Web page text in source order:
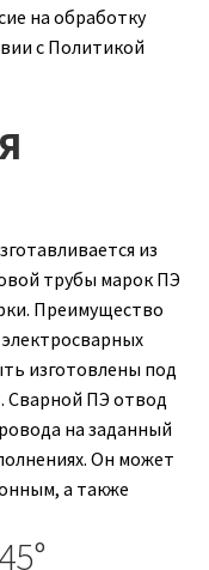
на обработку
с Политикой
из
трубы марок ПЭ
Преимущество
изготовлены под
Сварной ПЭ отвод
на заданный
Он может
а также